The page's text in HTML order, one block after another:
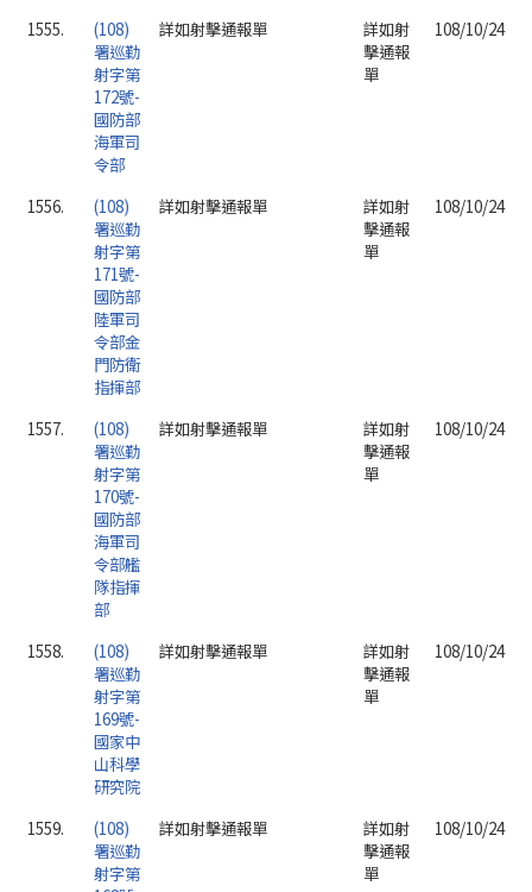
1555.
(108)
署巡勤
射字第
172號-
國防部
海軍司
令部
詳如射擊通報單
詳如射
擊通報
單
108/10/24
1556.
(108)
署巡勤
射字第
171號-
國防部
陸軍司
令部金
門防衛
指揮部
詳如射擊通報單
詳如射
擊通報
單
108/10/24
1557.
(108)
署巡勤
射字第
170號-
國防部
海軍司
令部艦
隊指揮
部
詳如射擊通報單
詳如射
擊通報
單
108/10/24
1558.
(108)
署巡勤
射字第
169號-
國家中
山科學
研究院
詳如射擊通報單
詳如射
擊通報
單
108/10/24
1559.
(108)
署巡勤
射字第
詳如射擊通報單
詳如射
擊通報
單
108/10/24